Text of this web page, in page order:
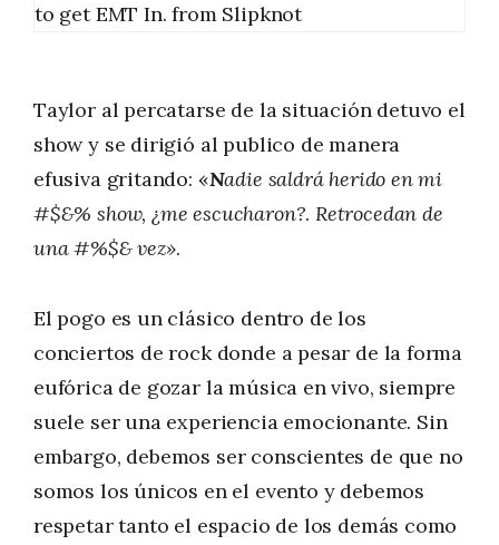
to get EMT In. from Slipknot
Taylor al percatarse de la situación detuvo el
show y se dirigió al publico de manera
efusiva gritando: «Nadie saldrá herido en mi
#$&% show, ¿me escucharon?. Retrocedan de
una #%$& vez».
El pogo es un clásico dentro de los
conciertos de rock donde a pesar de la forma
eufórica de gozar la música en vivo, siempre
suele ser una experiencia emocionante. Sin
embargo, debemos ser conscientes de que no
somos los únicos en el evento y debemos
respetar tanto el espacio de los demás como